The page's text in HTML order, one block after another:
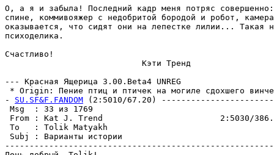
О, а я и забыла! Последний кадр меня потpяс
спине, коммивояжеp с недобритой бородой и робот,
оказывается, что сидят они на лепестке лилии... Такая
психоделика.
Счастливо!
                            Кэти Тренд
--- Кpасная Ящерица 3.00.Beta4 UNREG
* Origin: Пение птиц и птичек на могиле сдохшего
- SU.SF&F.FANDOM (2:5010/67.20)
Msg  : 33
From : Kat J. Trend                        2:5030/
To   : Tolik Matyakh
Subj : Варианты